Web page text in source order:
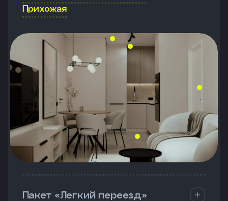
Прихожая
Пакет «Легкий переезд»